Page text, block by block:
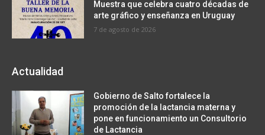
Muestra que celebra cuatro décadas de
arte gráfico y enseñanza en Uruguay
7 de agosto de 2026
Actualidad
Gobierno de Salto fortalece la
promoción de la lactancia materna y
pone en funcionamiento un Consultorio
de Lactancia